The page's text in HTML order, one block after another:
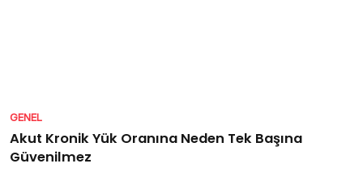
GENEL
Akut Kronik Yük Oranına Neden Tek Başına
Güvenilmez